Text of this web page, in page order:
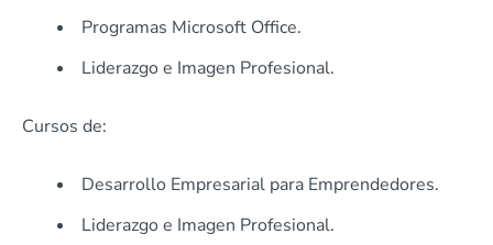
Programas Microsoft Office.
Liderazgo e Imagen Profesional.
Cursos de:
Desarrollo Empresarial para Emprendedores.
Liderazgo e Imagen Profesional.